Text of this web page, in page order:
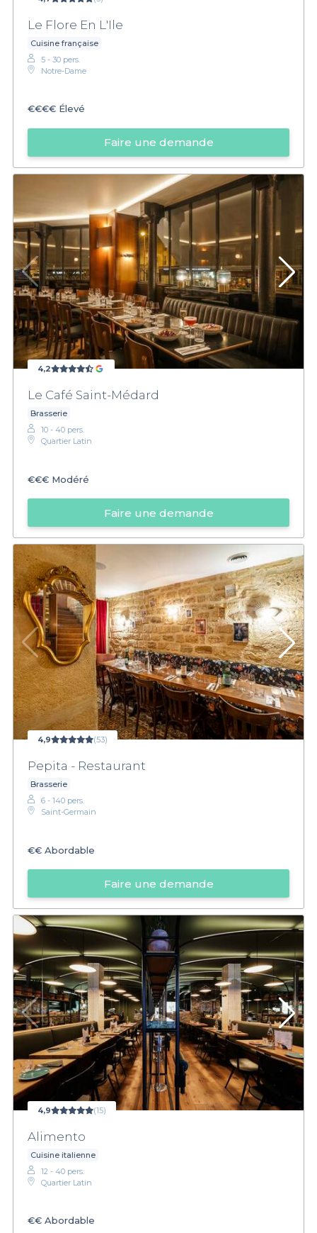
Le Flore En L'Ile
Cuisine française
5 - 30 pers.
Notre-Dame
€€€€ Élevé
Faire une demande
4,2
Le Café Saint-Médard
Brasserie
10 - 40 pers.
Quartier Latin
€€€ Modéré
Faire une demande
4,9 (53)
Pepita - Restaurant
Brasserie
6 - 140 pers.
Saint-Germain
€€ Abordable
Faire une demande
4,9 (15)
Alimento
Cuisine italienne
12 - 40 pers.
Quartier Latin
€€ Abordable